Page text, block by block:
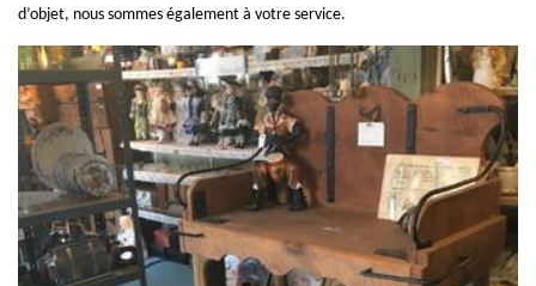
d’objet, nous sommes également à votre service.